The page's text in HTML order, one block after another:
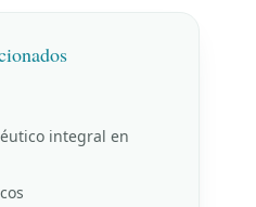
integral en